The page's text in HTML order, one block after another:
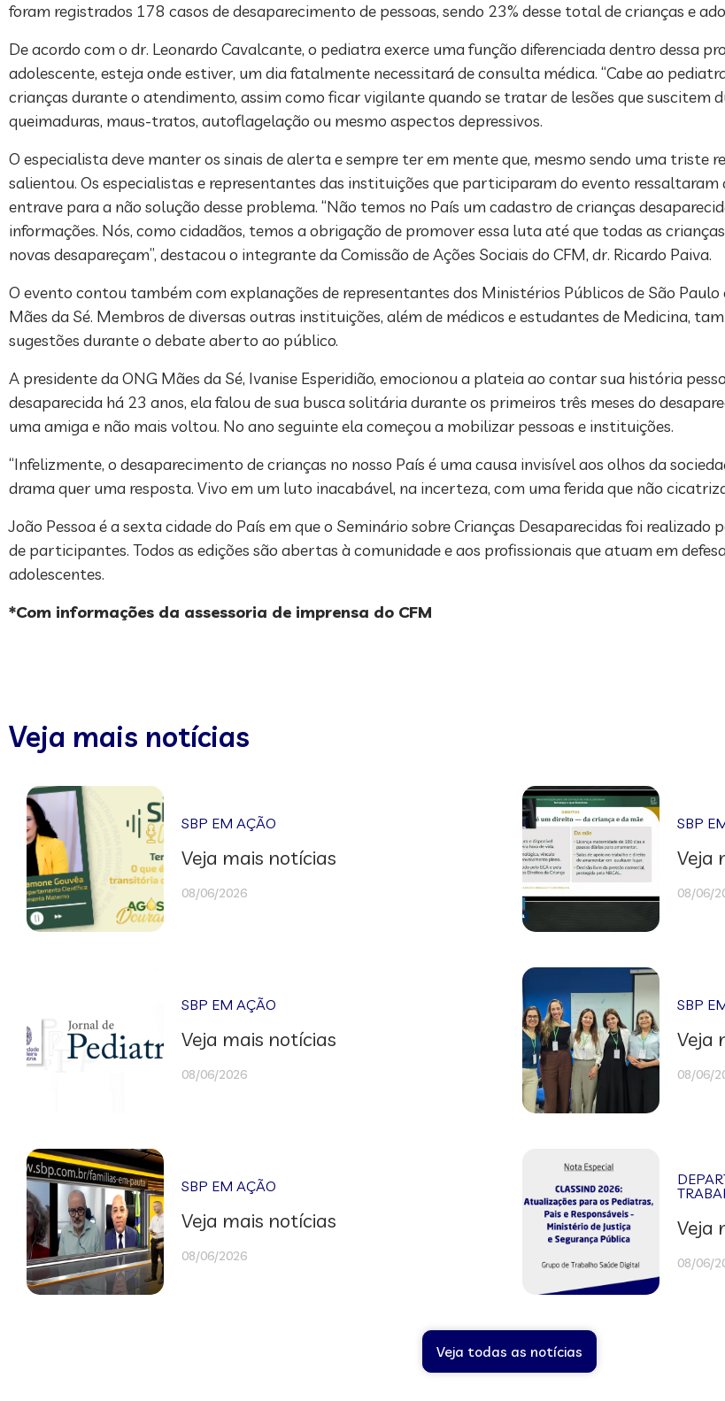
foram registrados 178 casos de desaparecimento de pessoas, sendo 23% desse total de crianças e
De acordo com o dr. Leonardo Cavalcante, o pediatra exerce uma função diferenciada dentro dessa
adolescente, esteja onde estiver, um dia fatalmente necessitará de consulta médica. “Cabe ao
crianças durante o atendimento, assim como ficar vigilante quando se tratar de lesões que suscitem
queimaduras, maus-tratos, autoflagelação ou mesmo aspectos depressivos.
O especialista deve manter os sinais de alerta e sempre ter em mente que, mesmo sendo uma triste
salientou. Os especialistas e representantes das instituições que participaram do evento
entrave para a não solução desse problema. “Não temos no País um cadastro de crianças
informações. Nós, como cidadãos, temos a obrigação de promover essa luta até que todas as
novas desapareçam”, destacou o integrante da Comissão de Ações Sociais do CFM, dr. Ricardo Paiva.
O evento contou também com explanações de representantes dos Ministérios Públicos de São Paulo
Mães da Sé. Membros de diversas outras instituições, além de médicos e estudantes de Medicina,
sugestões durante o debate aberto ao público.
A presidente da ONG Mães da Sé, Ivanise Esperidião, emocionou a plateia ao contar sua história
desaparecida há 23 anos, ela falou de sua busca solitária durante os primeiros três meses do
uma amiga e não mais voltou. No ano seguinte ela começou a mobilizar pessoas e instituições.
“Infelizmente, o desaparecimento de crianças no nosso País é uma causa invisível aos olhos da
drama quer uma resposta. Vivo em um luto inacabável, na incerteza, com uma ferida que não
João Pessoa é a sexta cidade do País em que o Seminário sobre Crianças Desaparecidas foi realizado
de participantes. Todos as edições são abertas à comunidade e aos profissionais que atuam em
adolescentes.
*Com informações da assessoria de imprensa do CFM
Veja mais notícias
SBP EM AÇÃO
Veja mais notícias
08/06/2026
SBP
Veja
08/06/
SBP EM AÇÃO
Veja mais notícias
08/06/2026
SBP
Veja
08/06/
SBP EM AÇÃO
Veja mais notícias
08/06/2026
Veja
08/06/
Veja todas as notícias